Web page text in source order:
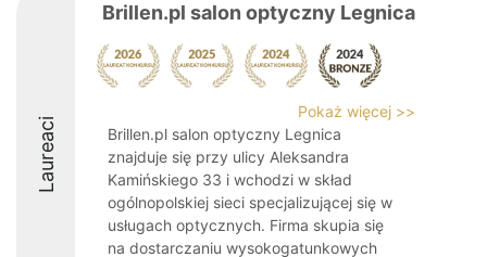
Laureaci
Brillen.pl salon optyczny Legnica
Pokaż więcej >>
Brillen.pl salon optyczny Legnica
znajduje się przy ulicy Aleksandra
Kamińskiego 33 i wchodzi w skład
ogólnopolskiej sieci specjalizującej się w
usługach optycznych. Firma skupia się
na dostarczaniu wysokogatunkowych